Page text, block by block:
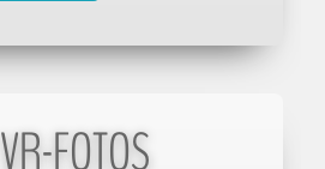
VR-FOTOS